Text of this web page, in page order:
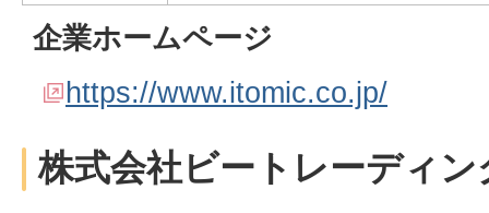
企業ホームページ
https://www.itomic.co.jp/
株式会社ビートレーディン